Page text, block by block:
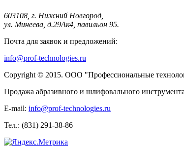
603108, г. Нижний Новгород,
ул. Минеева, д.29Ак4, павильон 95.
Почта для заявок и предложений:
info@prof-technologies.ru
Copyright © 2015. ООО "Профессиональные
Продажа абразивного и шлифовального
E-mail: info@prof-technologies.ru
Тел.: (831) 291-38-86